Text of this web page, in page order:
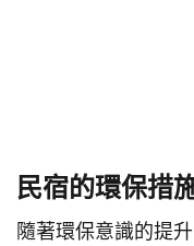
民宿的環保措
隨著環保意識的提